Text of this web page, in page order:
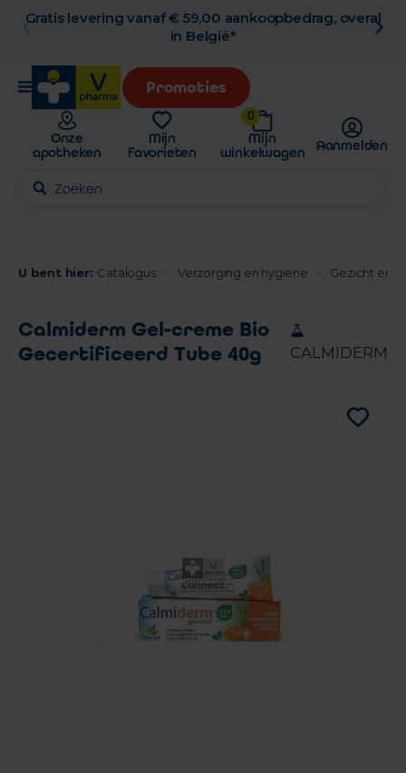
Gratis levering vanaf € 59,00 aankoopbedrag, overal
in België*
Promoties
Onze
apotheken
Mijn
favorieten
0
Mijn
winkelwagen
Aanmelden
U bent hier: Catalogus Verzorging en hygiëne Gezicht en
Calmiderm Gel-creme Bio
Gecertificeerd Tube 40g
CALMIDERM